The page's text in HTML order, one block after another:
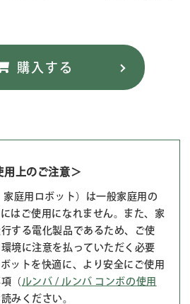
用上のご注意＞
庭用ロボット）は一般家庭用の
はご使用になれません。また、家
する電化製品であるため、ご使
境に注意を払っていただく必要
ットを快適に、より安全にご使用
（ ルンバ / ルンバ コンボの使用
みください。